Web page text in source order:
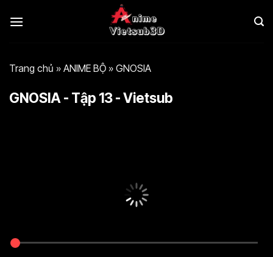
qua
Trang chủ » ANIME BỘ » GNOSIA
GNOSIA - Tập 13 - Vietsub